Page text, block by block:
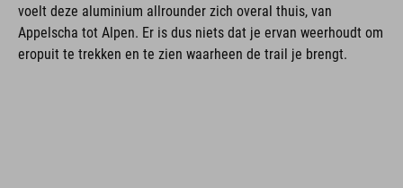
voelt deze aluminium allrounder zich overal thuis, van
Appelscha tot Alpen. Er is dus niets dat je ervan weerhoudt om
eropuit te trekken en te zien waarheen de trail je brengt.